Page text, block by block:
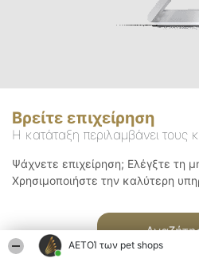
ΑΕΤΟΊ των pet shops
Βρείτε επιχείρηση
Η κατάταξη περιλαμβάνει τους
Ψάχνετε επιχείρηση; Ελέγξτε τη
Χρησιμοποιήστε την καλύτερη